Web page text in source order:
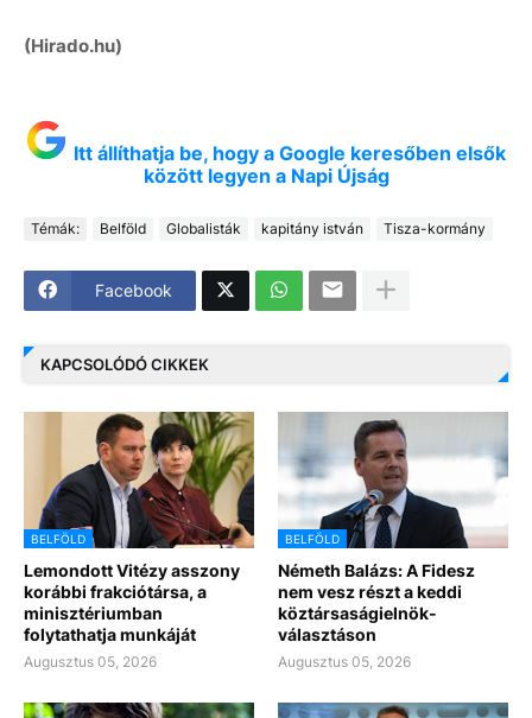
(Hirado.hu)
Itt állíthatja be, hogy a Google keresőben elsők
között legyen a Napi Újság
Témák: Belföld Globalisták kapitány istván Tisza-kormány
Facebook
KAPCSOLÓDÓ CIKKEK
BELFÖLD
Lemondott Vitézy asszony
korábbi frakciótársa, a
minisztériumban
folytathatja munkáját
Augusztus 05, 2026
BELFÖLD
Németh Balázs: A Fidesz
nem vesz részt a keddi
köztársaságielnök-
választáson
Augusztus 05, 2026